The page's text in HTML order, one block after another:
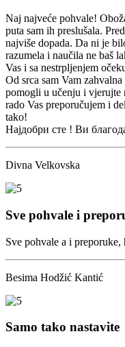
Naj najveće pohvale!
puta sam ih preslušala.
najviše dopada. Da ni je
razumela i naučila ne baš
Vas i sa nestrpljenjem
Od srca sam Vam
pomogli u učenju i vjerujte
rado Vas preporučujem i
tako!
Најдобри сте ! Ви
Divna Velkovska
Sve pohvale i
Sve pohvale a i
Besima Hodžić Kantić
Samo tako nastavite